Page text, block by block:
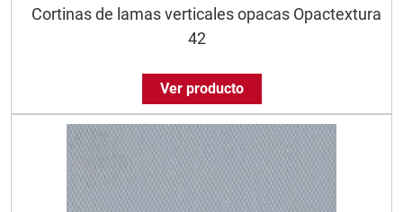
Cortinas de lamas verticales opacas Opactextura
42
Ver producto